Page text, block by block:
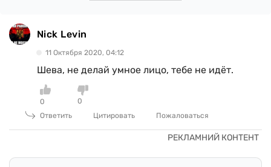
Nick Levin
11 Октября 2020, 04:12
Шева, не делай умное лицо, тебе не идёт.
0
0
Ответить
Цитировать Пожаловаться